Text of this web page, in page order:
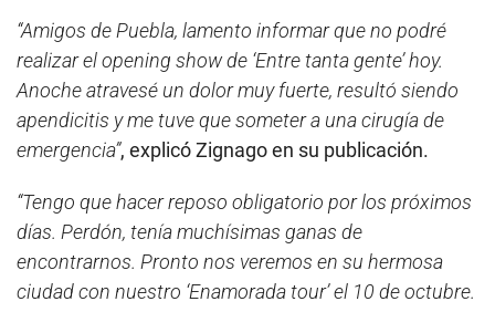
“Amigos de Puebla, lamento informar que no podré
realizar el opening show de ‘Entre tanta gente’ hoy.
Anoche atravesé un dolor muy fuerte, resultó siendo
apendicitis y me tuve que someter a una cirugía de
emergencia”, explicó Zignago en su publicación.
“Tengo que hacer reposo obligatorio por los próximos
días. Perdón, tenía muchísimas ganas de
encontrarnos. Pronto nos veremos en su hermosa
ciudad con nuestro ‘Enamorada tour’ el 10 de octubre.